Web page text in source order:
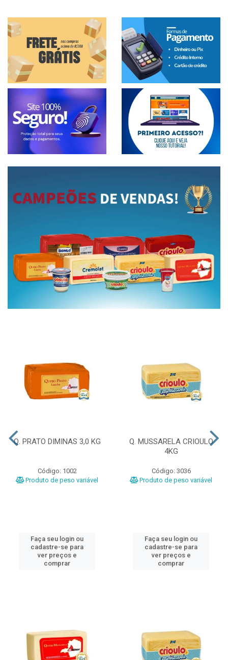
Q. PRATO DIMINAS 3,0 KG
Código: 1002
Produto de peso variável
Faça seu login ou
cadastre-se para
ver preços e
comprar
Q. MUSSARELA CRIOULO
4KG
Código: 3036
Produto de peso variável
Faça seu login ou
cadastre-se para
ver preços e
comprar